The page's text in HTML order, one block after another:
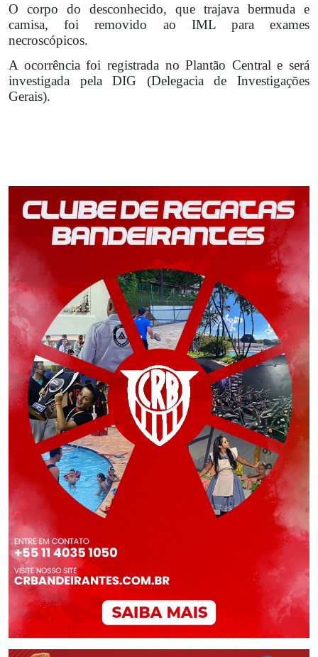
O corpo do desconhecido, que trajava bermuda e
camisa, foi removido ao IML para exames
necroscópicos.
A ocorrência foi registrada no Plantão Central e será
investigada pela DIG (Delegacia de Investigações
Gerais).